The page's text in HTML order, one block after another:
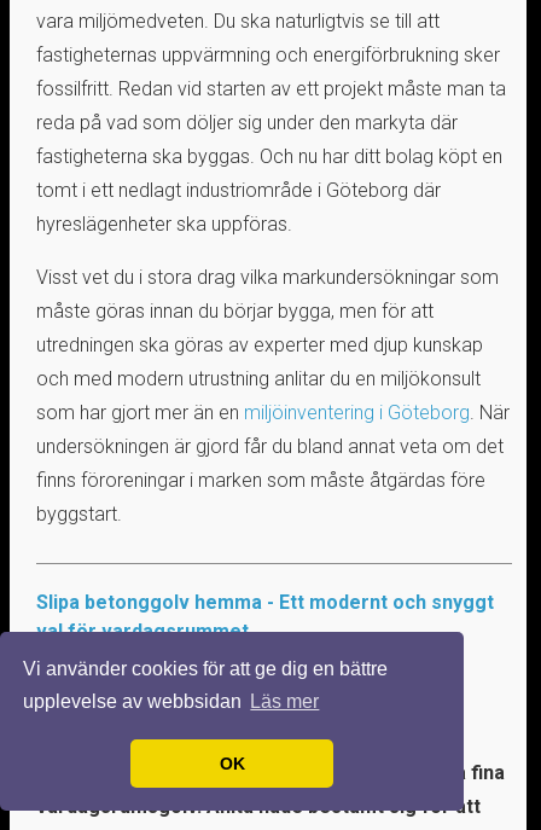
Vi använder cookies för att ge dig en bättre
upplevelse av webbsidan
Läs mer
OK
vara miljömedveten. Du ska naturligtvis se till att
fastigheternas uppvärmning och energiförbrukning sker
fossilfritt. Redan vid starten av ett projekt måste man ta
reda på vad som döljer sig under den markyta där
fastigheterna ska byggas. Och nu har ditt bolag köpt en
tomt i ett nedlagt industriområde i Göteborg där
hyreslägenheter ska uppföras.
Visst vet du i stora drag vilka markundersökningar som
måste göras innan du börjar bygga, men för att
utredningen ska göras av experter med djup kunskap
och med modern utrustning anlitar du en miljökonsult
som har gjort mer än en miljöinventering i Göteborg. När
undersökningen är gjord får du bland annat veta om det
finns föroreningar i marken som måste åtgärdas före
byggstart.
Slipa betonggolv hemma - Ett modernt och snyggt
val för vardagsrummet
24 sep. 2023
Att slipa betonggolv hemma är inte längre en
ovanlig företeelse, faktum är att det blir allt
vanligare, särskilt när det handlar om att skapa fina
vardagsrumsgolv. Anita hade bestämt sig för att